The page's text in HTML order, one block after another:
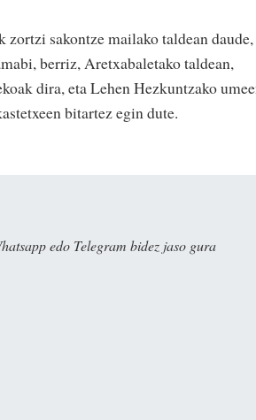
sakontze mailako taldean daude,
berriz, Aretxabaletako taldean,
dira, eta Lehen Hezkuntzako
bitartez egin dute.
edo Telegram bidez jaso gura